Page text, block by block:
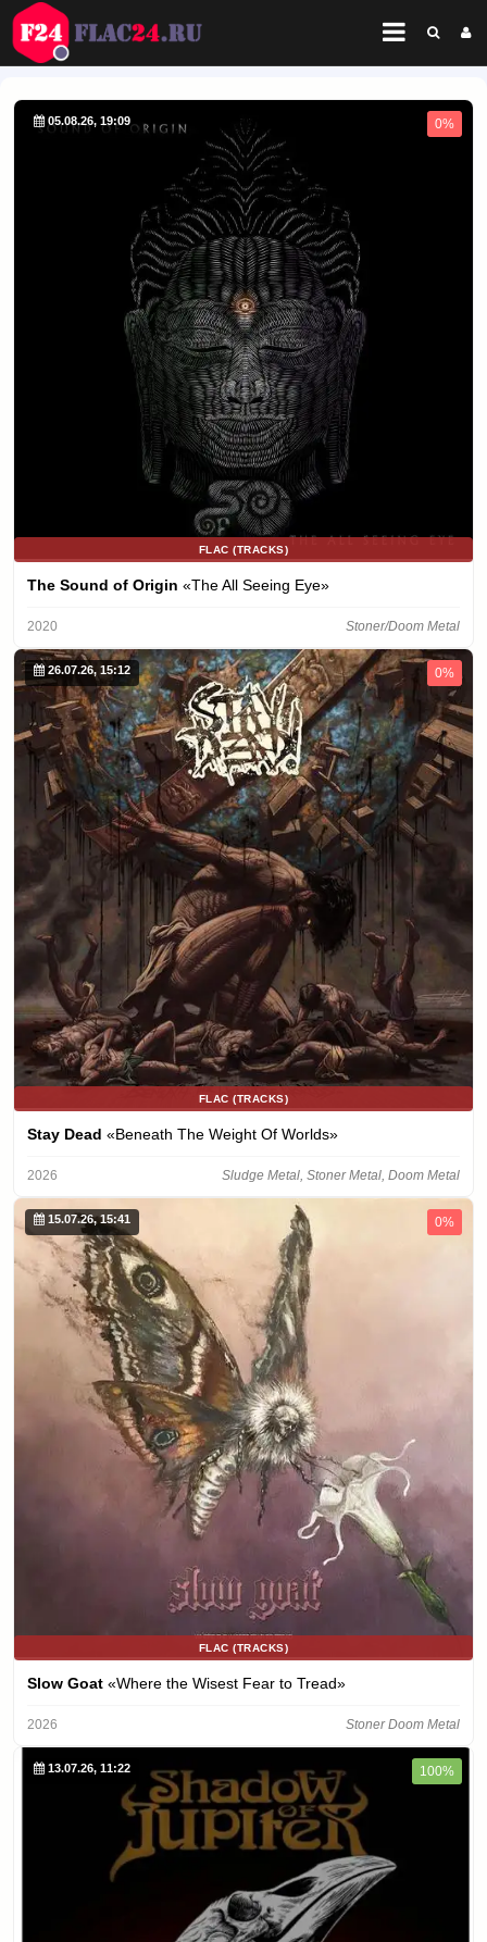
05.08.26, 19:09 0%
FLAC (TRACKS)
The Sound of Origin «The All Seeing Eye»
2020 Stoner/Doom Metal
26.07.26, 15:12 0%
FLAC (TRACKS)
Stay Dead «Beneath The Weight Of Worlds»
2026 Sludge Metal, Stoner Metal, Doom Metal
15.07.26, 15:41 0%
FLAC (TRACKS)
Slow Goat «Where the Wisest Fear to Tread»
2026 Stoner Doom Metal
13.07.26, 11:22 100%